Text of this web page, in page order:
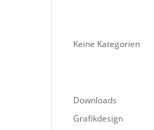
Keine Kategorien
Downloads
Grafikdesign